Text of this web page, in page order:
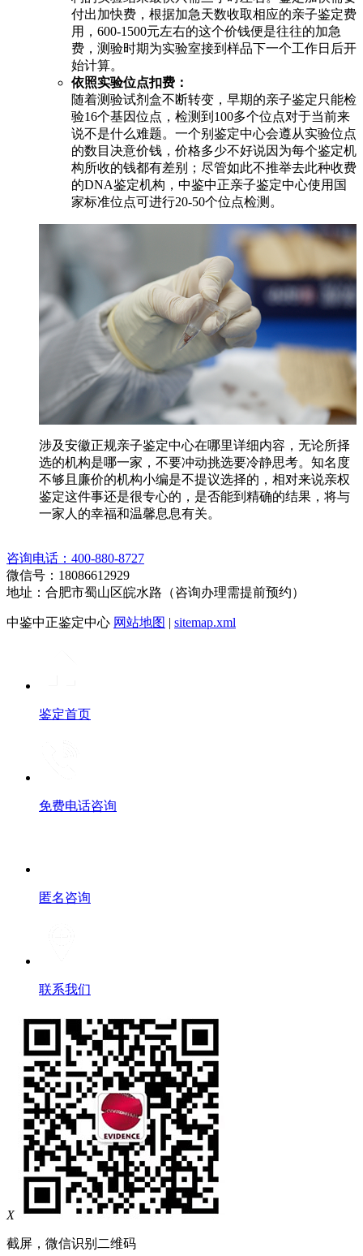
付出加快费，根据加急天数收取相应的亲子鉴定费
用，600-1500元左右的这个价钱便是往往的加急
费，测验时期为实验室接到样品下一个工作日后开
始计算。
依照实验位点扣费：
随着测验试剂盒不断转变，早期的亲子鉴定只能检
验16个基因位点，检测到100多个位点对于当前来
说不是什么难题。一个别鉴定中心会遵从实验位点
的数目决意价钱，价格多少不好说因为每个鉴定机
构所收的钱都有差别；尽管如此不推举去此种收费
的DNA鉴定机构，中鉴中正亲子鉴定中心使用国
家标准位点可进行20-50个位点检测。
涉及安徽正规亲子鉴定中心在哪里详细内容，无论所择
选的机构是哪一家，不要冲动挑选要冷静思考。知名度
不够且廉价的机构小编是不提议选择的，相对来说亲权
鉴定这件事还是很专心的，是否能到精确的结果，将与
一家人的幸福和温馨息息有关。
咨询电话：400-880-8727
微信号：18086612929
地址：合肥市蜀山区皖水路（咨询办理需提前预约）
中鉴中正鉴定中心 网站地图 | sitemap.xml
鉴定首页
免费电话咨询
匿名咨询
联系我们
X
截屏，微信识别二维码